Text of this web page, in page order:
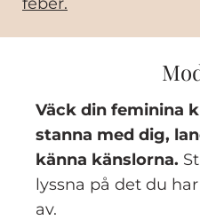
Väck din feminina
stanna med dig,
känna känslorna.
lyssna på det du
av.